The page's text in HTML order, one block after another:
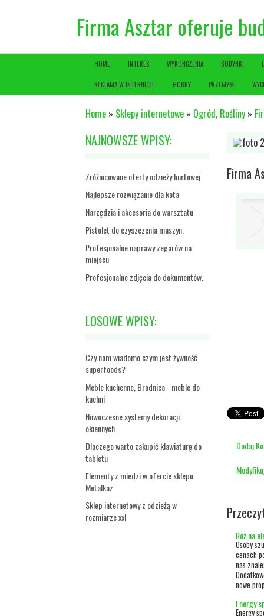
Firma Asztar oferuje
HOME INTERES WYKOŃCZENIA BUDYNKI
REKLAMA W INTERNECIE HOBBY PRZEMYSŁ
Home » Sklepy internetowe » Ogród, Rośliny »
NAJNOWSZE WPISY:
Zróżnicowane oferty odzieży hurtowej.
Najlepsze rozwiązanie dla kota
Narzędzia i akcesoria do warsztatu
Pistolet do czyszczenia maszyn.
Profesjonalne naprawy zegarów na
miejscu
Profesjonalne zdjęcia do dokumentów.
LOSOWE WPISY:
Czy nam wiadomo czym jest żywność
superfoods?
Meble kuchenne, Brodnica - meble do
kuchni
Nowoczesne systemy dekoracji
okiennych
Dlaczego warto zakupić klawiaturę do
tabletu
Elementy z miedzi w ofercie sklepu
Metalkaz
Sklep internetowy z odzieżą w
rozmiarze xxl
Firma
Dodaj
Róż na
Osoby
cenach
nas
nowe
Energy
Energy